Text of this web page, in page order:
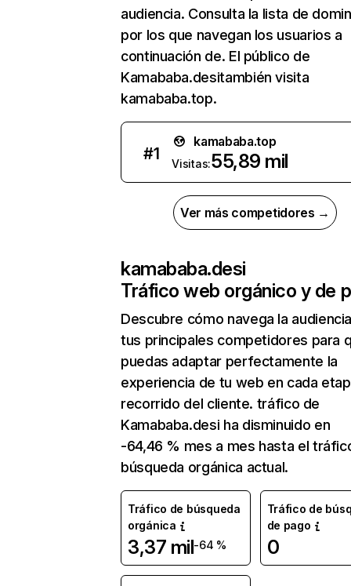
audiencia. Consulta la lista de
por los que navegan los usuarios a
continuación de. El público de
Kamababa.desitambién visita
kamababa.top.
#1
kamababa.top
Visitas:55,89 mil
Ver más competidores →
kamababa.desi
Tráfico web orgánico y de
Descubre cómo navega la
tus principales competidores para
puedas adaptar perfectamente la
experiencia de tu web en cada
recorrido del cliente. tráfico de
Kamababa.desi ha disminuido en
-64,46 % mes a mes hasta el
búsqueda orgánica actual.
Tráfico de búsqueda
orgánica
3,37 mil-64 %
Tráfico de
de pago
0